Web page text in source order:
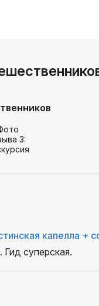
капелла +
Гид суперская.